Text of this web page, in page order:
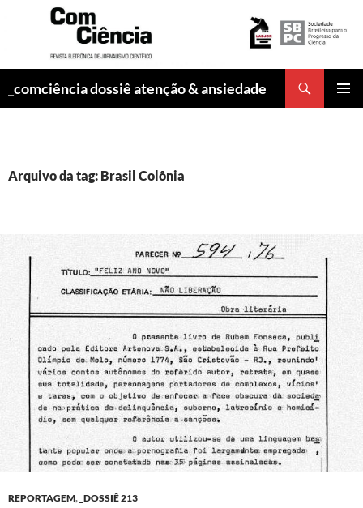
_comciência dossiê atenção & ansiedade
Arquivo da tag: Brasil Colônia
REPORTAGEM, _DOSSIÊ 213